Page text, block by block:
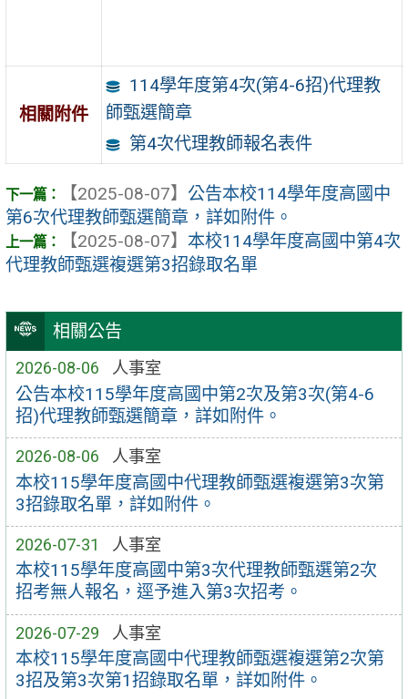
相關公告
2026-08-06 人事室
公告本校115學年度高國中第2次及第3次(第4-6
招)代理教師甄選簡章，詳如附件。
2026-08-06 人事室
本校115學年度高國中代理教師甄選複選第3次第
3招錄取名單，詳如附件。
2026-07-31 人事室
本校115學年度高國中第3次代理教師甄選第2次
招考無人報名，逕予進入第3次招考。
2026-07-29 人事室
本校115學年度高國中代理教師甄選複選第2次第
3招及第3次第1招錄取名單，詳如附件。
相關附件
114學年度第4次(第4-6招)代理教
師甄選簡章
第4次代理教師報名表件
【2025-08-07】 公告本校114學年度高國中
第6次代理教師甄選簡章，詳如附件。
【2025-08-07】 本校114學年度高國中第4次
代理教師甄選複選第3招錄取名單